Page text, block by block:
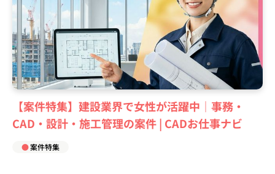
【案件特集】建設業界で女性が活躍中｜事務・
CAD・設計・施工管理の案件 | CADお仕事ナビ
案件特集